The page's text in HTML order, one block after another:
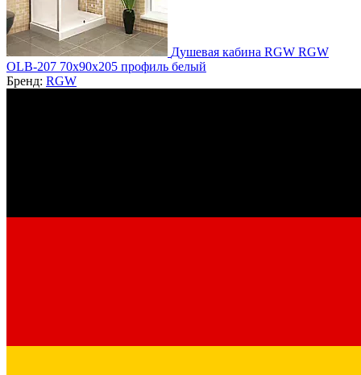
Душевая кабина RGW RGW
OLB-207 70x90x205 профиль белый
Бренд: RGW